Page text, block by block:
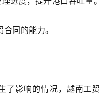
同的能力。
影响的情况，越南工